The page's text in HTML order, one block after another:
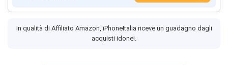
In qualità di Affiliato Amazon, iPhoneItalia riceve un guadagno dagli
acquisti idonei.